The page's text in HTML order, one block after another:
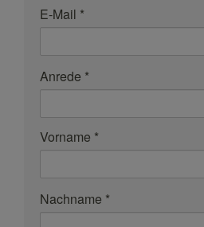
E-Mail
Anrede
Vorname
Nachname